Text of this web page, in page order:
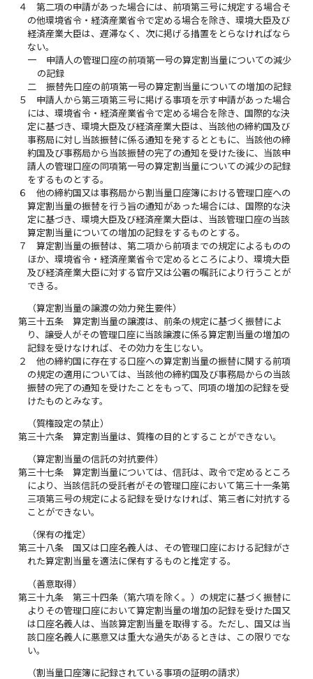
４
第二項の申請があった場合には、前項第三号に規定する場合そ
の他環境省令・経済産業省令で定める場合を除き、環境大臣及び
経済産業大臣は、遅滞なく、次に掲げる措置をとらなければなら
ない。
一
申請人の管理口座の前項第一号の算定割当量についての減少
の記録
二
振替先口座の前項第一号の算定割当量についての増加の記録
５
申請人から第三項第三号に掲げる事項を示す申請があった場合
には、環境省令・経済産業省令で定める場合を除き、国際的な決
定に基づき、環境大臣及び経済産業大臣は、当該他の締約国及び
事務局に対し当該振替に係る通知を発するとともに、当該他の締
約国及び事務局から当該振替の完了の通知を受けた後に、当該申
請人の管理口座の同項第一号の算定割当量についての減少の記録
をするものとする。
６
他の締約国又は事務局から割当量口座簿における管理口座への
算定割当量の振替を行う旨の通知があった場合には、国際的な決
定に基づき、環境大臣及び経済産業大臣は、当該管理口座の当該
算定割当量についての増加の記録をするものとする。
７
算定割当量の振替は、第二項から前項までの規定によるものの
ほか、環境省令・経済産業省令で定めるところにより、環境大臣
及び経済産業大臣に対する官庁又は公署の嘱託により行うことが
できる。
（算定割当量の譲渡の効力発生要件）
第三十五条
算定割当量の譲渡は、前条の規定に基づく振替によ
り、譲受人がその管理口座に当該譲渡に係る算定割当量の増加の
記録を受けなければ、その効力を生じない。
２
他の締約国に存在する口座への算定割当量の振替に関する前項
の規定の適用については、当該他の締約国及び事務局からの当該
振替の完了の通知を受けたことをもって、同項の増加の記録を受
けたものとみなす。
（質権設定の禁止）
第三十六条
算定割当量は、質権の目的とすることができない。
（算定割当量の信託の対抗要件）
第三十七条
算定割当量については、信託は、政令で定めるところ
により、当該信託の受託者がその管理口座において第三十一条第
三項第三号の規定による記録を受けなければ、第三者に対抗する
ことができない。
（保有の推定）
第三十八条
国又は口座名義人は、その管理口座における記録がさ
れた算定割当量を適法に保有するものと推定する。
（善意取得）
第三十九条
第三十四条（第六項を除く。）の規定に基づく振替に
よりその管理口座において算定割当量の増加の記録を受けた国又
は口座名義人は、当該算定割当量を取得する。ただし、国又は当
該口座名義人に悪意又は重大な過失があるときは、この限りでな
い。
（割当量口座簿に記録されている事項の証明の請求）